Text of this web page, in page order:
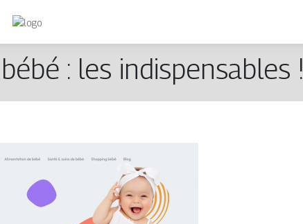
: les indispensables !